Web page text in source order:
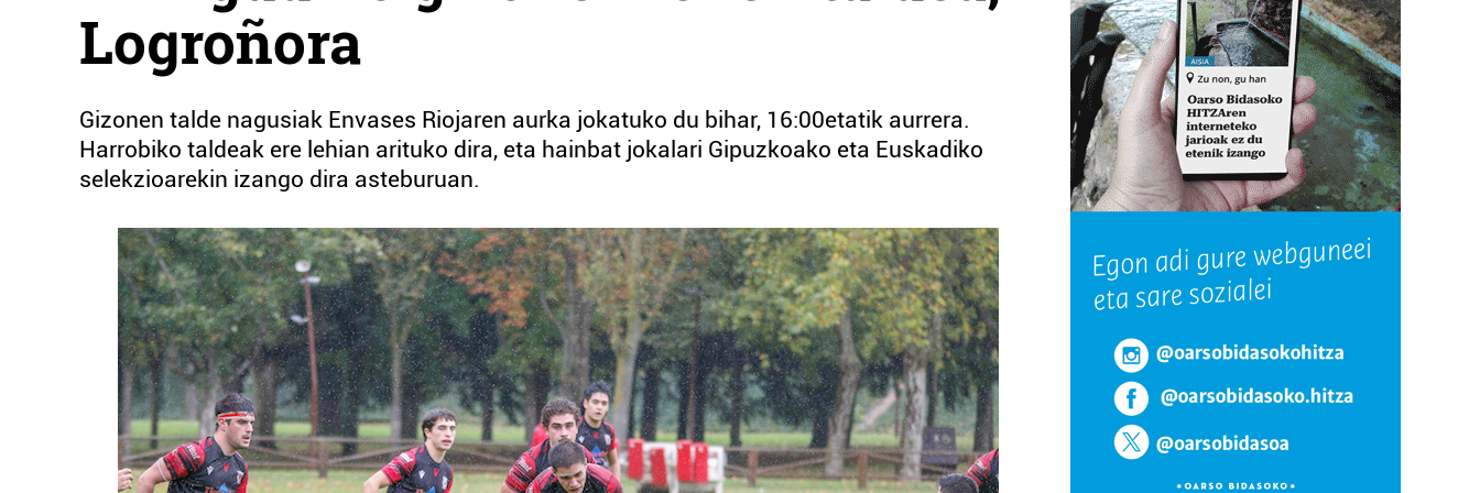
Logroñora
Gizonen talde nagusiak Envases Riojaren aurka jokatuko du bihar, 16:00etatik aurrera.
Harrobiko taldeak ere lehian arituko dira, eta hainbat jokalari Gipuzkoako eta Euskadiko
selekzioarekin izango dira asteburuan.